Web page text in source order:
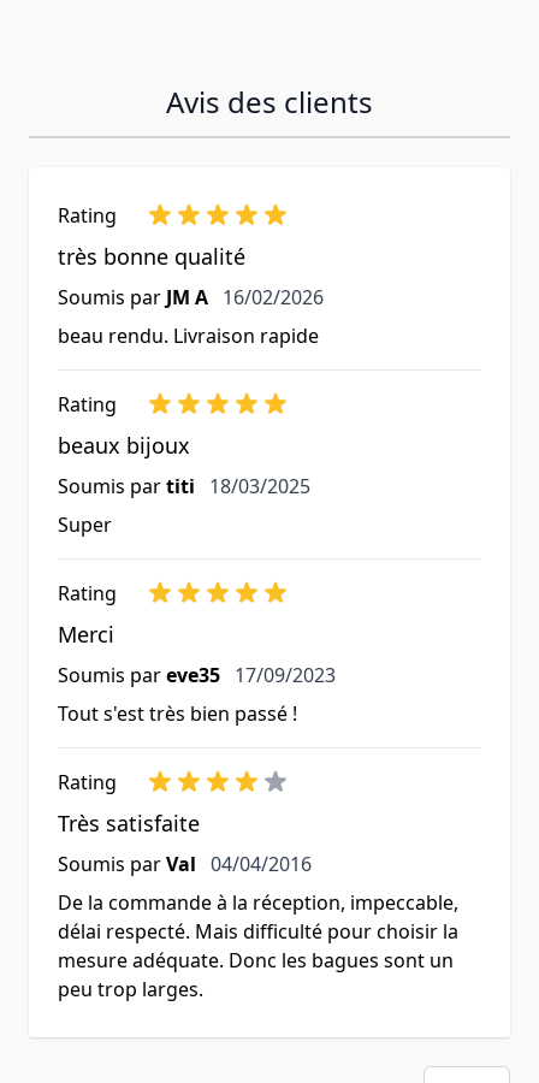
Avis des clients
Rating
très bonne qualité
Soumis par JM A 16 février 2026
16/02/2026
beau rendu. Livraison rapide
Rating
beaux bijoux
Soumis partiti 18 mars 2025
18/03/2025
Super
Rating
Merci
Soumis pareve35 17 septembre 2023
17/09/2023
Tout s'est très bien passé !
Rating
Très satisfaite
Soumis parVal 4 avril 2016
04/04/2016
De la commande à la réception, impeccable,
délai respecté. Mais difficulté pour choisir la
mesure adéquate. Donc les bagues sont un
peu trop larges.